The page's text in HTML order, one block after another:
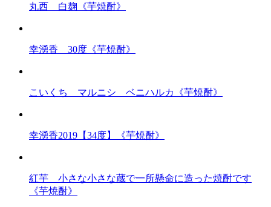
丸西 白麹《芋焼酎》
幸湧香 30度《芋焼酎》
こいくち マルニシ ベニハルカ《芋焼酎》
幸湧香2019【34度】《芋焼酎》
紅芋 小さな小さな蔵で一所懸命に造った焼酎です
《芋焼酎》